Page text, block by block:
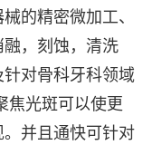
的精密微加工、
，刻蚀，清洗
对骨科牙科领域
焦光斑可以使更
并且通快可针对